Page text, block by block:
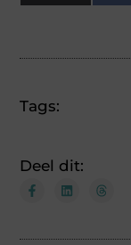
(Twitter)
Tags:
Deel dit: